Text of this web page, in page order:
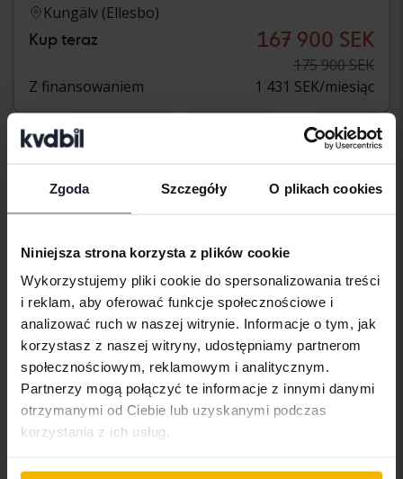
Zgoda Szczegóły O plikach cookies
Niniejsza strona korzysta z plików cookie
Wykorzystujemy pliki cookie do spersonalizowania treści
i reklam, aby oferować funkcje społecznościowe i
analizować ruch w naszej witrynie. Informacje o tym, jak
korzystasz z naszej witryny, udostępniamy partnerom
społecznościowym, reklamowym i analitycznym.
Partnerzy mogą połączyć te informacje z innymi danymi
otrzymanymi od Ciebie lub uzyskanymi podczas
korzystania z ich usług.
Kungälv (Ellesbo)
Kup teraz 167 900 SEK
175 900 SEK
Z finansowaniem
1 431 SEK/miesiąc
Certyfikowany
Toyota Yaris
Cross 1.5 Hybrid AWD
2023
34 800 km
Elektryczny/benzyna